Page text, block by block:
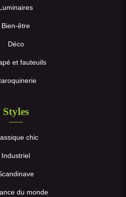
Bien-être
Déco
et fauteuils
Styles
chic
Industriel
du monde